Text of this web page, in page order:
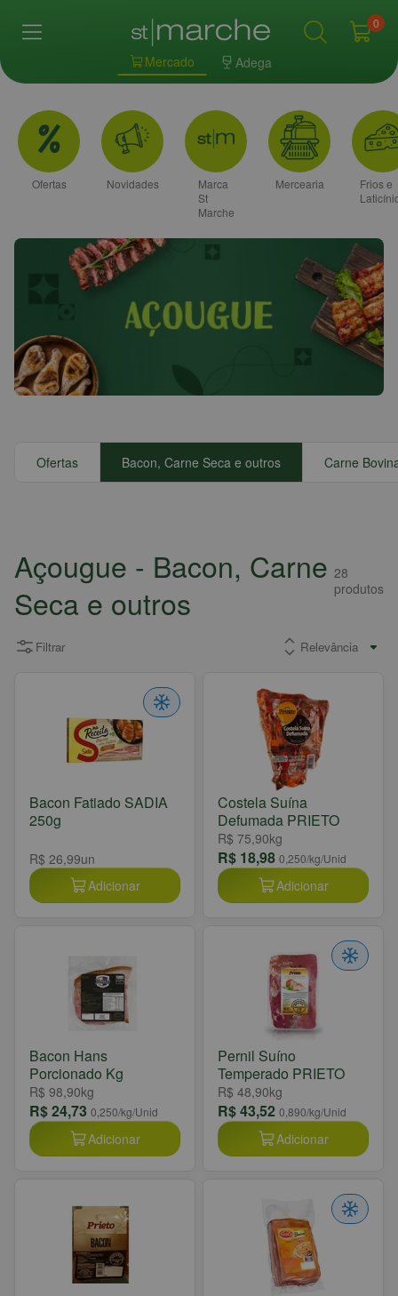
Mercado Adega
0
Ofertas Novidades
Marca
St
Marche
Mercearia
Frios e
Ofertas Bacon, Carne Seca e outros Carne
Açougue - Bacon, Carne
Seca e outros
28
produtos
Filtrar
Bacon Fatiado SADIA
250g
R$ 26,99un
Adicionar
Costela Suína
Defumada PRIETO
R$ 75,90kg
R$ 18,98 0,250/kg/Unid
Adicionar
Bacon Hans
Porcionado Kg
R$ 98,90kg
R$ 24,73 0,250/kg/Unid
Adicionar
Pernil Suíno
Temperado PRIETO
R$ 48,90kg
R$ 43,52 0,890/kg/Unid
Adicionar